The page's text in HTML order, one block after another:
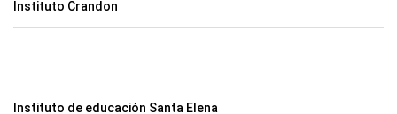
Instituto Crandon
Instituto de educación Santa Elena